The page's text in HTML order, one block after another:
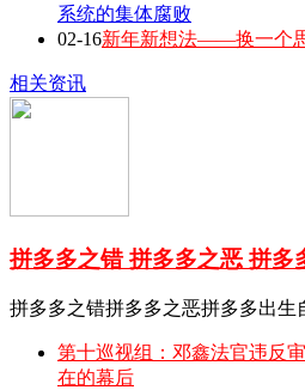
系统的集体腐败
02-16新年新想法——换一个
相关资讯
拼多多之错 拼多多之恶 拼多
拼多多之错拼多多之恶拼多多出生
第十巡视组：邓鑫法官违反
在的幕后